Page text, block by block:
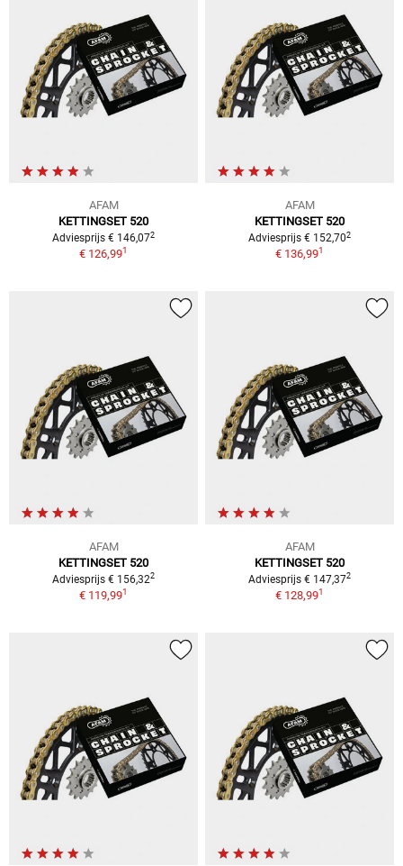
AFAM
KETTINGSET 520
Adviesprijs € 146,072
€ 126,991
AFAM
KETTINGSET 520
Adviesprijs € 152,702
€ 136,991
AFAM
KETTINGSET 520
Adviesprijs € 156,322
€ 119,991
AFAM
KETTINGSET 520
Adviesprijs € 147,372
€ 128,991